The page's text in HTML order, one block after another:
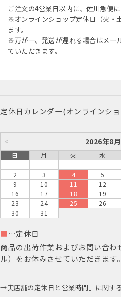
ご注文の4営業日以内に、佐川急便に
※オンラインショップ定休日（火・
ます。
※万が一、発送が遅れる場合はメー
ていただきます。
定休日カレンダー(オンラインシ
< 2026年8月
日 月 火 水
2
3 4 5
9
10 11 12
16
17 18 19
23
24 25 26
30
31
■ …定休日
商品の出荷作業およびお問い合わ
ル）をお休みさせていただきます。
実店舗の定休日と営業時間」に関す